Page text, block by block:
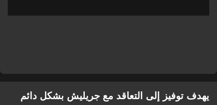
يهدف توفيز إلى التعاقد مع جريليش بشكل دائم